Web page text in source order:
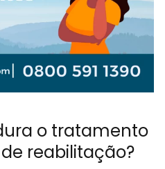
o tratamento
reabilitação?